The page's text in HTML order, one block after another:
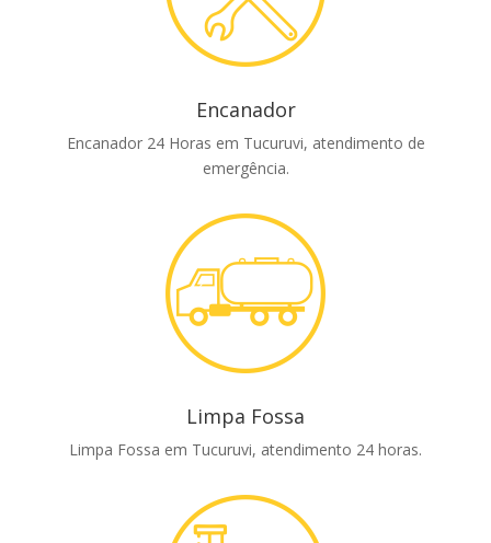
Encanador
Encanador 24 Horas em Tucuruvi, atendimento de
emergência.
Limpa Fossa
Limpa Fossa em Tucuruvi, atendimento 24 horas.